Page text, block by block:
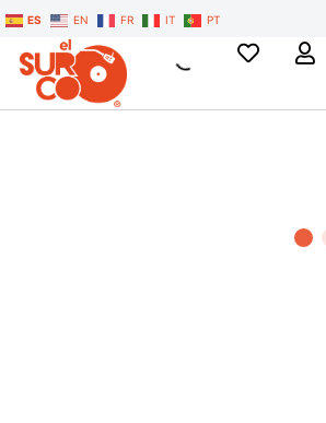
ES EN FR IT PT